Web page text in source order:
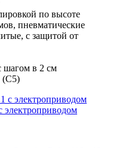
по высоте
пневматические
с защитой от
шагом в 2 см
(C5)